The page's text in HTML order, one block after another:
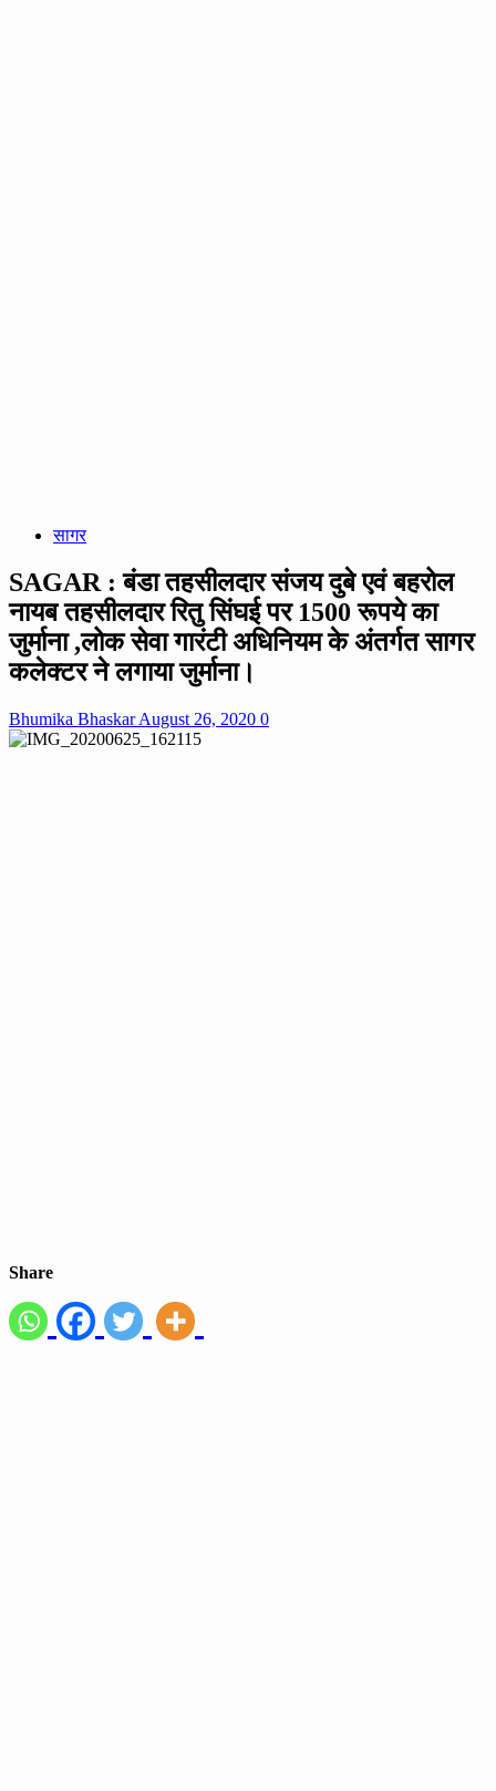
सागर
SAGAR : बंडा तहसीलदार संजय दुबे एवं बहरोल
नायब तहसीलदार रितु सिंघई पर 1500 रूपये का
जुर्माना ,लोक सेवा गारंटी अधिनियम के अंतर्गत सागर
कलेक्टर ने लगाया जुर्माना।
Bhumika BhaskarAugust 26, 2020 0
Share